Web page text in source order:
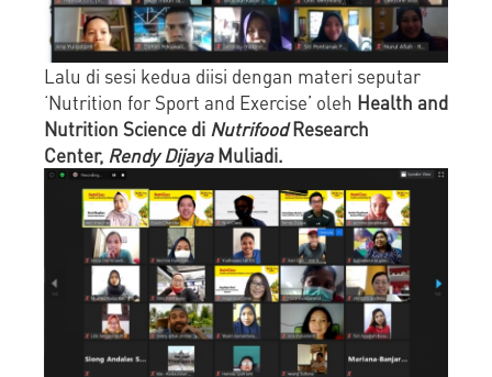
Lalu di sesi kedua diisi dengan materi seputar
‘Nutrition for Sport and Exercise’ oleh Health and
Nutrition Science di NutrifoodResearch
Center, Rendy DijayaMuliadi.